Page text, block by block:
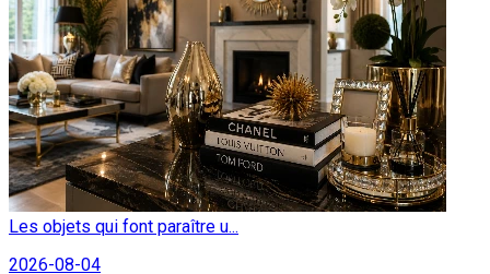
Les objets qui font paraître u...
2026-08-04